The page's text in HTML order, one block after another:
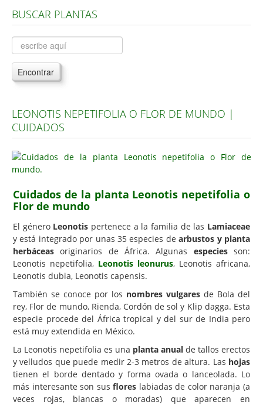
Árboles, Cicas y Palmeras de la G a la Z
Plantas Anuales y Perennes
Plantas Bulbosas y Acuáticas
Plantas de Interior
Plantas Aromáticas y de Huerto
Plantas Carnívoras y Orquídeas
Consejos
Hemisferio Sur
Enfermedades
Animales
Hongos
Carencias
Fotos
Flores y Plantas
Árboles y Palmeras
Arbustos y Trepadoras
Cactus y Suculentas
BUSCAR PLANTAS
Encontrar
LEONOTIS NEPETIFOLIA O FLOR DE MUNDO |
CUIDADOS
Cuidados de la planta Leonotis nepetifolia o
Flor de mundo
El género Leonotis pertenece a la familia de las Lamiaceae
y está integrado por unas 35 especies dearbustos y planta
herbáceas originarios de África. Algunas especiesson:
Leonotis nepetifolia, Leonotis leonurus, Leonotis africana,
Leonotis dubia, Leonotis capensis.
También se conoce por los nombres vulgares de Bola del
rey, Flor de mundo, Rienda, Cordón de sol y Klip dagga. Esta
especie procede del África tropical y del sur de India pero
está muy extendida en México.
La Leonotis nepetifolia es una planta anual de tallos erectos
y velludos que puede medir 2-3 metros de altura. Las hojas
tienen el borde dentado y forma ovada o lanceolada. Lo
más interesante son susflores labiadas de color naranja (a
veces rojas, blancas o moradas) que aparecen en